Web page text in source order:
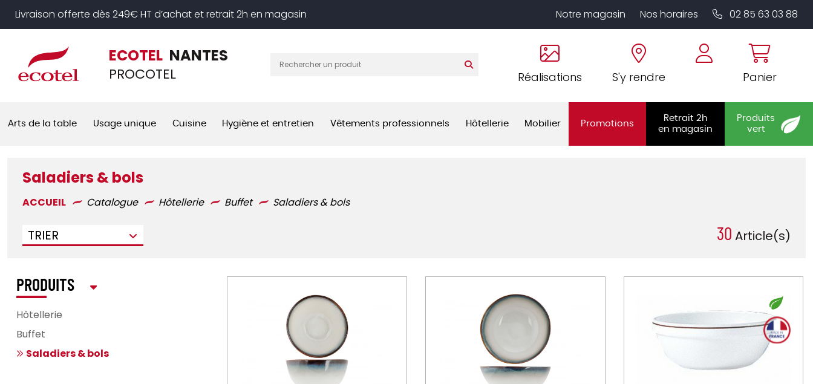
Livraison offerte dès 249€ HT d’achat et retrait 2h en magasin Notre magasin Nos horaires 02 85 63 03 88
ECOTEL NANTES
PROCOTEL Réalisations S'y rendre Panier
Arts de la table Usage unique Cuisine Hygiène et entretien Vêtements professionnels Hôtellerie Mobilier Promotions
Retrait 2h
en magasin
Produits
vert
Saladiers & bols
ACCUEIL Catalogue Hôtellerie Buffet Saladiers & bols
TRIER 30 Article(s)
PRODUITS
Hôtellerie
Buffet
Saladiers & bols
Panneau de gestion des cookies